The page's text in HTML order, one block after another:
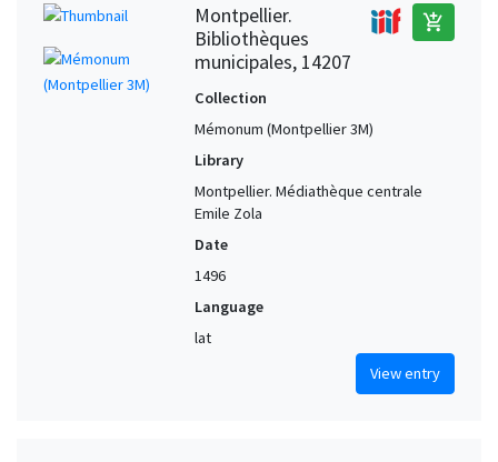
Montpellier.
Bibliothèques
municipales, 14207
add_shopping_cart
Collection
Mémonum (Montpellier 3M)
Library
Montpellier. Médiathèque centrale
Emile Zola
Date
1496
Language
lat
View entry